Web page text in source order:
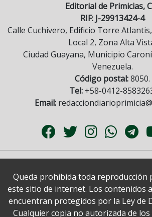
Editorial de Primicias,
RIF: J-29913424-4
Calle Cuchivero, Edificio Torre
Local 2, Zona Alta
Ciudad Guayana, Municipio
Venezuela.
Código postal:8050.
Tel:+58-0412-
Email:
Queda prohibida toda reproducción
este sitio de internet. Los contenidos
encuentran protegidos por la Ley de
Cualquier copia no autorizada de